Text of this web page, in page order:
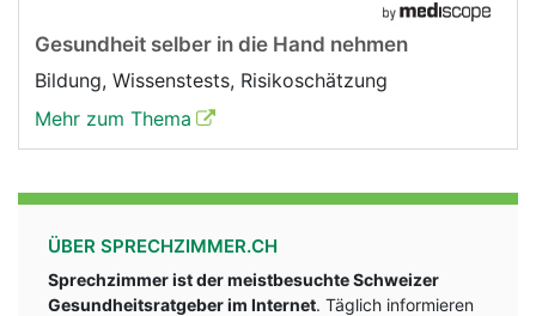
Gesundheit selber in die Hand nehmen
Bildung, Wissenstests, Risikoschätzung
Mehr zum Thema
ÜBER SPRECHZIMMER.CH
Sprechzimmer ist der meistbesuchte Schweizer
Gesundheitsratgeber im Internet. Täglich informieren